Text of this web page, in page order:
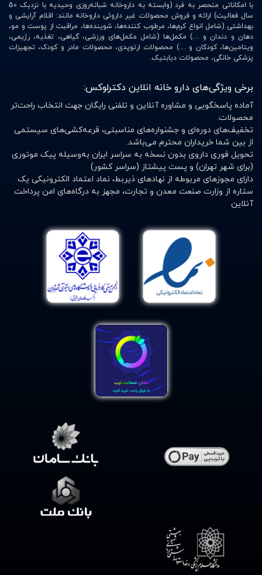
با امکاناتی منحصر به فرد (وابسته به داروخانه شبانه‌روزی وحیدیه با نزدیک 50
سال فعالیت) ارائه و فروش محصولات غیر داروئی داروخانه مانند: اقلام آرایشی و
بهداشتی (شامل انواع کرم‌ها، مرطوب کننده‌ها، شوینده‌ها، مراقبت از پوست و مو،
دهان و دندان و …) مکمل‌ها (شامل مکمل‌های ورزشی، گیاهی، تغذیه، رژیمی،
ویتامین‌ها، کودکان و …) محصولات ارتوپدی، محصولات مادر و کودک، تجهیزات
پزشکی خانگی، محصولات دیابتیک.
برخی ویژگی‌های دارو خانه انلاین دکترلوکس:
آماده پاسخگویی و مشاوره آنلاین و تلفنی رایگان جهت انتخاب راحت‌تر
محصولات.
تخفیف‌های دوره‌ای و جشنواره‌های مناسبتی، قرعه‌کشی‌های سیستمی
از بین شما خریداران محترم می‌باشد.
تحویل فوری داروی بدون نسخه به سراسر ایران به‌وسیله پیک موتوری
(برای شهر تهران) و پست پیشتاز (سراسر کشور)
دارای مجوزهای مربوطه از نهادهای ذیربط، نماد اعتماد الکترونیکی یک
ستاره از وزارت صنعت معدن و تجارت، مجهز به درگاه‌های امن پرداخت
آنلاین